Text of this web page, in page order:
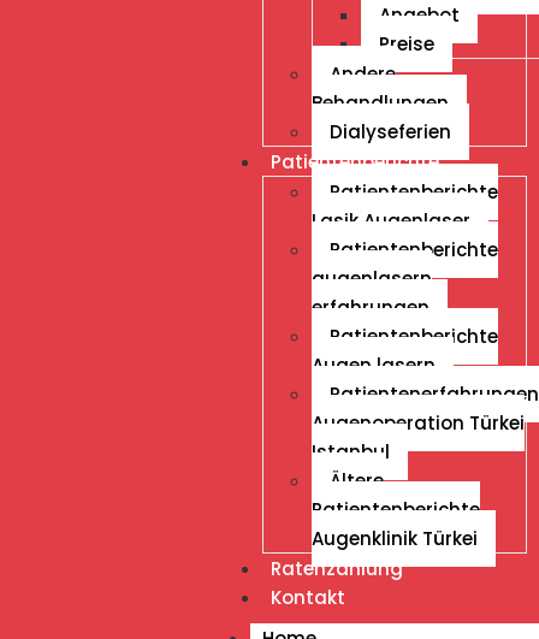
Angebot
Preise
Andere
Behandlungen
Dialyseferien
Patientenberichte
Patientenberichte
Lasik Augenlaser
Patientenberichte
augenlasern
erfahrungen
Patientenberichte
Augen lasern
Patientenerfahrungen
Augenoperation Türkei
Istanbul
Ältere
Patientenberichte
Augenklinik Türkei
Ratenzahlung
Kontakt